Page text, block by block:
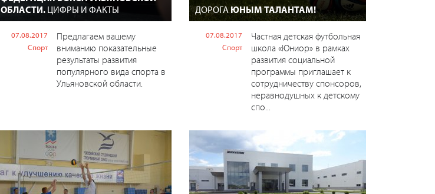
ОБЛАСТИ.ЦИФРЫ И ФАКТЫ
07.08.2017
Спорт
Предлагаем вашему
вниманию показательные
результаты развития
популярного вида спорта в
Ульяновской области.
ДОРОГА ЮНЫМ ТАЛАНТАМ!
07.08.2017
Спорт
Частная детская футбольная
школа «Юниор» в рамках
развития социальной
программы приглашает к
сотрудничеству спонсоров,
неравнодушных к детскому
спо...